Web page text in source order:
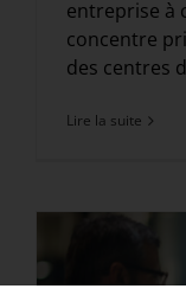
entreprise à
concentre
des centres
Lire la suite